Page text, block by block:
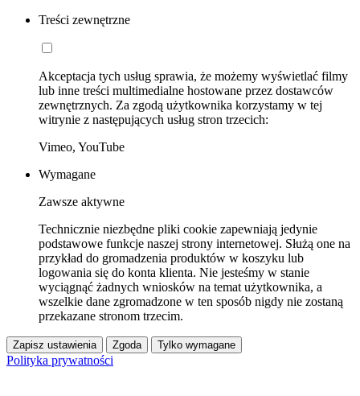
Treści zewnętrzne
Akceptacja tych usług sprawia, że możemy wyświetlać filmy
lub inne treści multimedialne hostowane przez dostawców
zewnętrznych. Za zgodą użytkownika korzystamy w tej
witrynie z następujących usług stron trzecich:
Vimeo, YouTube
Wymagane
Zawsze aktywne
Technicznie niezbędne pliki cookie zapewniają jedynie
podstawowe funkcje naszej strony internetowej. Służą one na
przykład do gromadzenia produktów w koszyku lub
logowania się do konta klienta. Nie jesteśmy w stanie
wyciągnąć żadnych wniosków na temat użytkownika, a
wszelkie dane zgromadzone w ten sposób nigdy nie zostaną
przekazane stronom trzecim.
Zapisz ustawienia Zgoda Tylko wymagane
Polityka prywatności